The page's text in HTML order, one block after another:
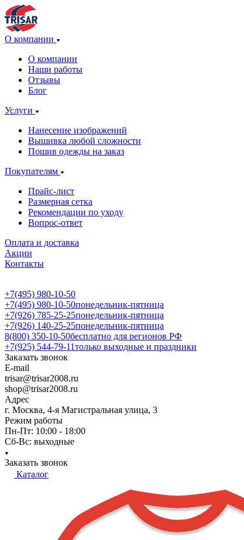
О компании
О компании
Наши работы
Отзывы
Блог
Услуги
Нанесение изображений
Вышивка любой сложности
Пошив одежды на заказ
Покупателям
Прайс-лист
Размерная сетка
Рекомендации по уходу
Вопрос-ответ
Оплата и доставка
Акции
Контакты
+7(495) 980-10-50
+7(495) 980-10-50понедельник-пятница
+7(926) 785-25-25понедельник-пятница
+7(926) 140-25-25понедельник-пятница
8(800) 350-10-50бесплатно для регионов РФ
+7(925) 544-79-11только выходные и праздники
Заказать звонок
E-mail
trisar@trisar2008.ru
shop@trisar2008.ru
Адрес
г. Москва, 4-я Магистральная улица, 3
Режим работы
Пн-Пт: 10:00 - 18:00
Сб-Вс: выходные
Заказать звонок
Каталог